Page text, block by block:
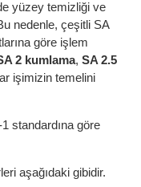
yüzey temizliği ve
nedenle, çeşitli SA
göre işlem
2 kumlama, SA 2.5
işimizin temelini
standardına göre
aşağıdaki gibidir.